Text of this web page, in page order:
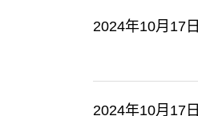
2024年10月17日
2024年10月17日